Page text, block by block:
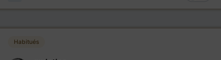
Habitués